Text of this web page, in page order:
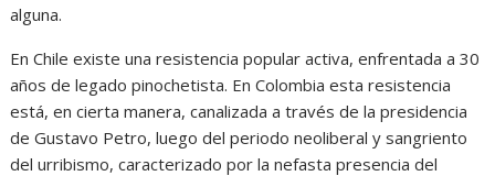
alguna.
En Chile existe una resistencia popular activa, enfrentada a 30
años de legado pinochetista. En Colombia esta resistencia
está, en cierta manera, canalizada a través de la presidencia
de Gustavo Petro, luego del periodo neoliberal y sangriento
del urribismo, caracterizado por la nefasta presencia del